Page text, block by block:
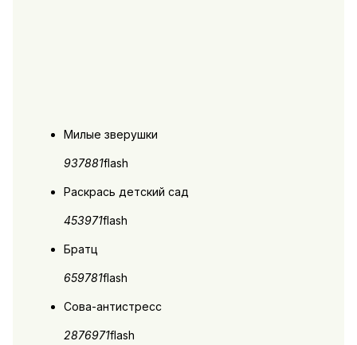
Милые зверушки
937881flash
Раскрась детский сад
453971flash
Братц
659781flash
Сова-антистресс
2876971flash